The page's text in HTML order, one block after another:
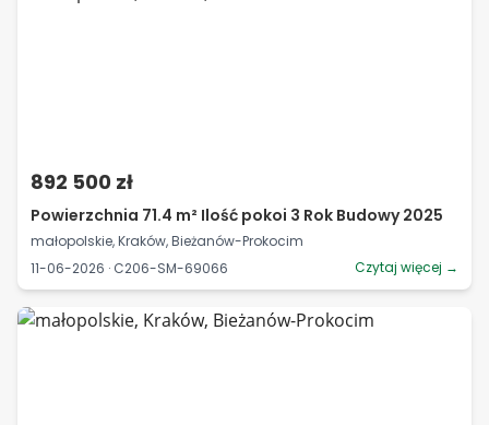
892 500 zł
Powierzchnia 71.4 m² Ilość pokoi 3 Rok Budowy 2025
małopolskie, Kraków, Bieżanów-Prokocim
11-06-2026 · C206-SM-69066
Czytaj więcej →